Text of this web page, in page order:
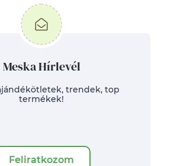
Meska Hírlevél
trendek, top
termékek!
Feliratkozom